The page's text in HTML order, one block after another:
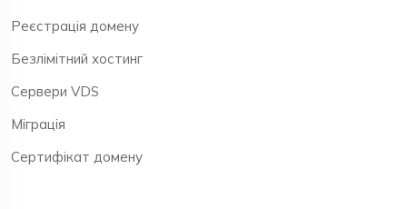
Реєстрація домену
Безлімітний хостинг
Сервери VDS
Міграція
Сертифікат домену